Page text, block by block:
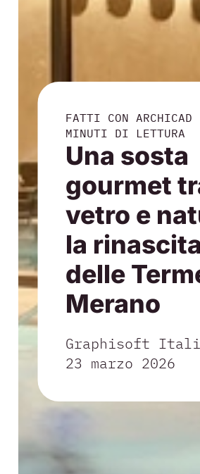
FATTI CON ARCHICAD
MINUTI DI LETTURA
Una sosta
gourmet
vetro e
la rinascita
delle
Merano
Graphisoft
23 marzo 2026